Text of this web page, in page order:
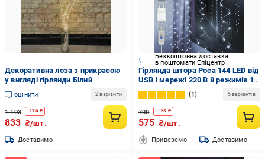
Декоративна лоза з прикрасою
у вигляді гірлянди Білий
оцінити 2 варіанти
1 103 -270₴
833 ₴/шт.
Доставимо
Безкоштовна доставка
в поштомати Епіцентр
Гірлянда штора Роса 144 LED від
USB і мережі 220 В 8 режимів 12
ниток 1,8x1,2 м Холодний білий
1 5 варіантів
700 -125 ₴
575 ₴/шт.
Привеземо Доставимо